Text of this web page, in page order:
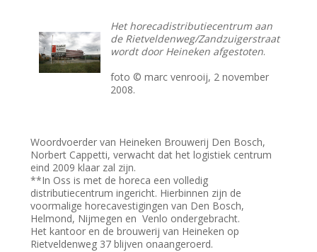
Het horecadistributiecentrum aan
de Rietveldenweg/Zandzuigerstraat
wordt door Heineken afgestoten.
foto © marc venrooij, 2 november
2008.
Woordvoerder van Heineken Brouwerij Den Bosch,
Norbert Cappetti, verwacht dat het logistiek centrum
eind 2009 klaar zal zijn.
**In Oss is met de horeca een volledig
distributiecentrum ingericht. Hierbinnen zijn de
voormalige horecavestigingen van Den Bosch,
Helmond, Nijmegen en Venlo ondergebracht.
Het kantoor en de brouwerij van Heineken op
Rietveldenweg 37 blijven onaangeroerd.